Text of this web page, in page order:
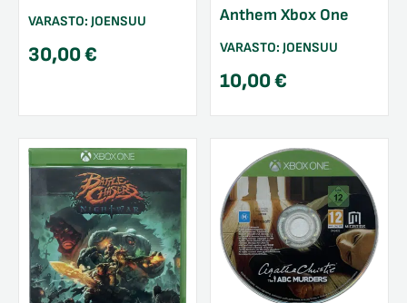
VARASTO: JOENSUU
30,00€
Anthem Xbox One
VARASTO: JOENSUU
10,00€